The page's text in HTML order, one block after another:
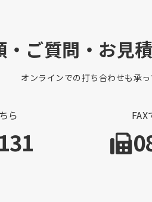
・ご質問・お見
オンラインでの打ち合わせも承
ら